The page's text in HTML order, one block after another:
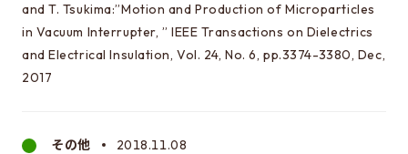
and T. Tsukima:”Motion and Production of Microparticles
in Vacuum Interrupter, ” IEEE Transactions on Dielectrics
and Electrical Insulation, Vol. 24, No. 6, pp.3374-3380, Dec,
2017
その他
2018.11.08